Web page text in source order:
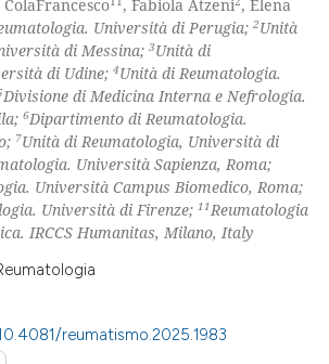
paper
the
, Fabiola Atzeni , Elena
Università di Perugia;2Unità
di Messina;3Unità di
di Udine;4Unità di Reumatologia.
Divisione di Medicina Interna e Nefrologia.
6Dipartimento di Reumatologia.
7Unità di Reumatologia, Università di
Università Sapienza, Roma;
Università Campus Biomedico, Roma;
Università di Firenze;11Reumatologia
IRCCS Humanitas, Milano, Italy
reumatismo.2025.1983